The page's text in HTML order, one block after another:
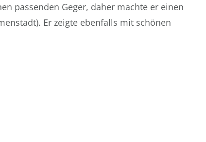
passenden Geger, daher machte er einen
Er zeigte ebenfalls mit schönen